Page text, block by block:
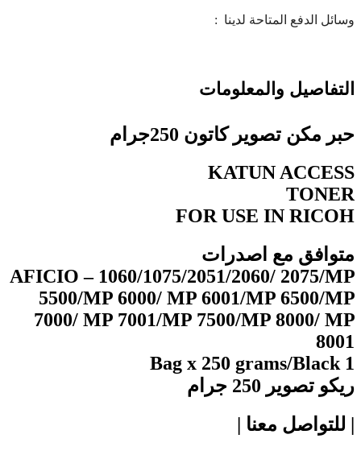
وسائل الدفع المتاحة لدينا :
التفاصيل والمعلومات
حبر مكن تصوير كاتون 250جرام
KATUN ACCESS
TONER
FOR USE IN RICOH
متوافق مع اصدرات
AFICIO – 1060/1075/2051/2060/ 2075/MP
5500/MP 6000/ MP 6001/MP 6500/MP
7000/ MP 7001/MP 7500/MP 8000/ MP
8001
1 Bag x 250 grams/Black
ریکو تصویر 250 جرام
| للتواصل معنا |